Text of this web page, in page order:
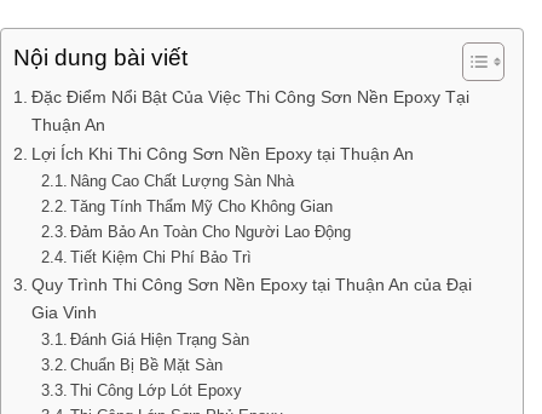
Nội dung bài viết
Đặc Điểm Nổi Bật Của Việc Thi Công Sơn Nền Epoxy Tại
Thuận An
Lợi Ích Khi Thi Công Sơn Nền Epoxy tại Thuận An
Nâng Cao Chất Lượng Sàn Nhà
Tăng Tính Thẩm Mỹ Cho Không Gian
Đảm Bảo An Toàn Cho Người Lao Động
Tiết Kiệm Chi Phí Bảo Trì
Quy Trình Thi Công Sơn Nền Epoxy tại Thuận An của Đại
Gia Vinh
Đánh Giá Hiện Trạng Sàn
Chuẩn Bị Bề Mặt Sàn
Thi Công Lớp Lót Epoxy